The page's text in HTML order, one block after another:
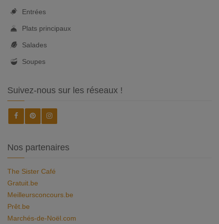
Entrées
Plats principaux
Salades
Soupes
Suivez-nous sur les réseaux !
Nos partenaires
The Sister Café
Gratuit.be
Meilleursconcours.be
Prêt.be
Marchés-de-Noël.com